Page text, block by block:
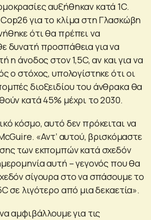
αυξήθηκαν κατά 1C.
για το κλίμα στη Γλασκώβη
ότι θα πρέπει να
δυνατή προσπάθεια για να
η άνοδος στον 1,5C, αν και για να
ο στόχος, υπολογίστηκε ότι οι
διοξειδίου του άνθρακα θα
κατά 45% μέχρι το 2030.
κόσμο, αυτό δεν πρόκειται να
«Αντ’ αυτού, βρισκόμαστε
των εκπομπών κατά σχεδόν
αυτή – γεγονός που θα
σίγουρα στο να σπάσουμε το
σε λιγότερο από μια δεκαετία».
αμφιβάλλουμε για τις